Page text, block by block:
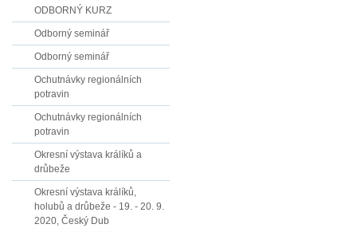
ODBORNÝ KURZ
Odborný seminář
Odborný seminář
Ochutnávky regionálních
potravin
Ochutnávky regionálních
potravin
Okresní výstava králíků a
drůbeže
Okresní výstava králíků,
holubů a drůbeže - 19. - 20. 9.
2020, Český Dub